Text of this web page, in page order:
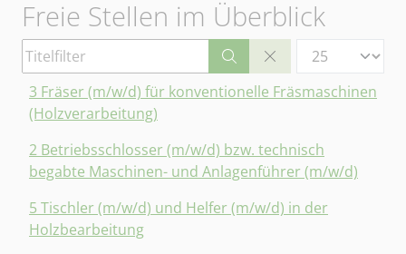
Freie Stellen im Überblick
Titelfilter Anzeige #
3 Fräser (m/w/d) für konventionelle Fräsmaschinen
(Holzverarbeitung)
2 Betriebsschlosser (m/w/d) bzw. technisch
begabte Maschinen- und Anlagenführer (m/w/d)
5 Tischler (m/w/d) und Helfer (m/w/d) in der
Holzbearbeitung